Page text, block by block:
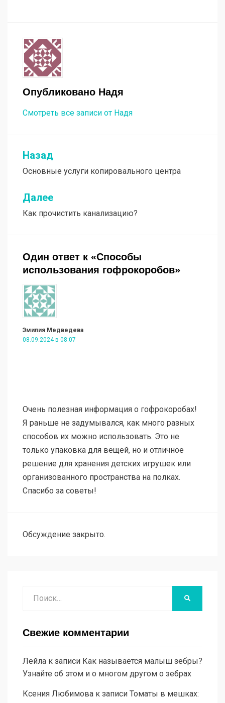
Опубликовано Надя
Смотреть все записи от Надя
Навигация
по
записям
Назад
Основные услуги копировального центра
Далее
Как прочистить канализацию?
Один ответ к «Способы
использования гофрокоробов»
Эмилия Медведева
08.09.2024 в 08:07
Очень полезная информация о гофрокоробах!
Я раньше не задумывался, как много разных
способов их можно использовать. Это не
только упаковка для вещей, но и отличное
решение для хранения детских игрушек или
организованного пространства на полках.
Спасибо за советы!
Обсуждение закрыто.
Свежие комментарии
Лейла к записи Как называется малыш зебры?
Узнайте об этом и о многом другом о зебрах
Ксения Любимова к записи Томаты в мешках: